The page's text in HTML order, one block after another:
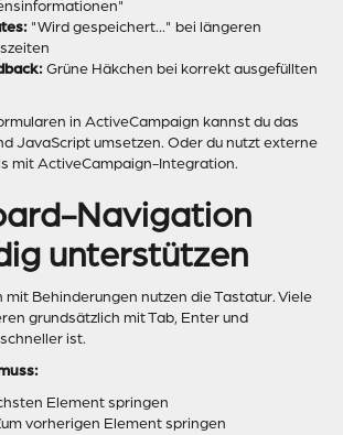
"Wird gespeichert..." bei längeren
Grüne Häkchen bei korrekt ausgefüllten
in ActiveCampaign kannst du das
JavaScript umsetzen. Oder du nutzt externe
mit ActiveCampaign-Integration.
Navigation
unterstützen
mit Behinderungen nutzen die Tastatur. Viele
grundsätzlich mit Tab, Enter und
ist.
Element springen
vorherigen Element springen